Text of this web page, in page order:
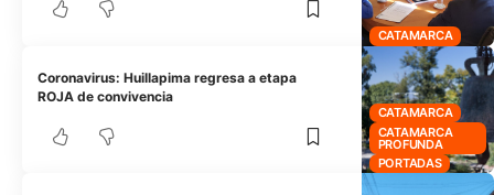
CATAMARCA
CATAMARCA
CATAMARCA
PROFUNDA
PORTADAS
Coronavirus: Huillapima regresa a etapa
ROJA de convivencia